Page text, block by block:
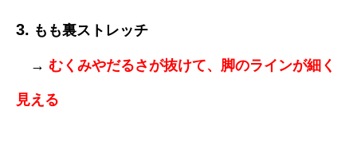
3. もも裏ストレッチ
→ むくみやだるさが抜けて、脚のラインが細く
見える